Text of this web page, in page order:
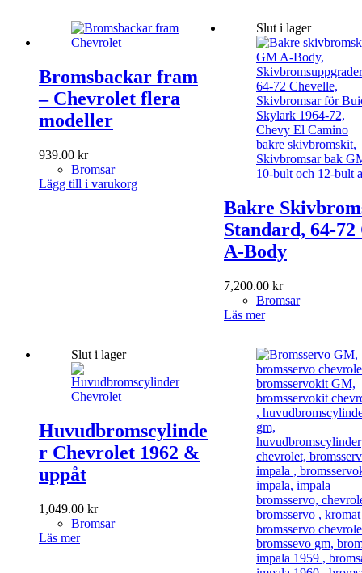
Bromsbackar fram
– Chevrolet flera
modeller
939.00 kr
Bromsar
Lägg till i varukorg
Slut i lager
Bakre
Standard, 64-
A-Body
7,200.00 kr
Bromsar
Läs mer
Slut i lager
Huvudbromscylinde
r Chevrolet 1962 &
uppåt
1,049.00 kr
Bromsar
Läs mer